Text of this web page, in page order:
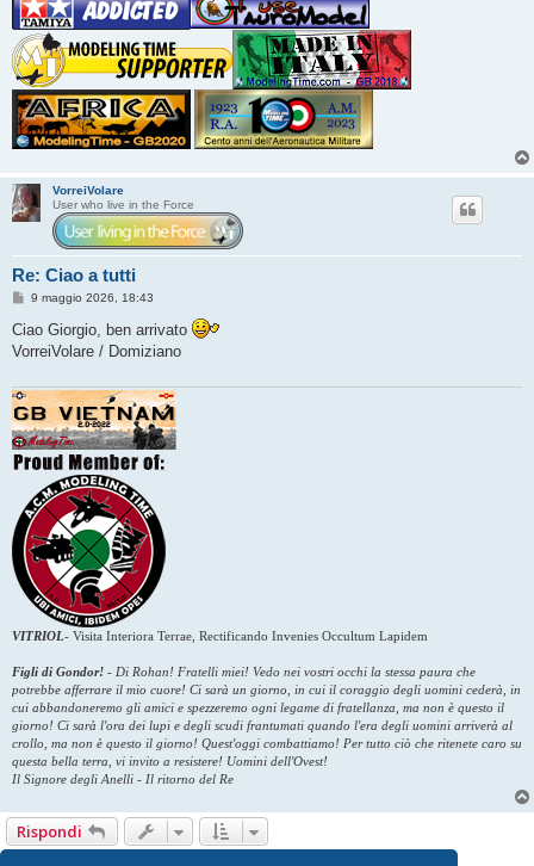
VorreiVolare
User who live in the Force
Re: Ciao a tutti
M
s
s
a
i
o
9 maggio 2026, 18:43
Ciao Giorgio, ben arrivato
VorreiVolare / Domiziano
VITRIOL- Visita Interiora Terrae, Rectificando Invenies Occultum Lapidem
Figli di Gondor! - Di Rohan! Fratelli miei! Vedo nei vostri occhi la stessa paura che
potrebbe afferrare il mio cuore! Ci sarà un giorno, in cui il coraggio degli uomini cederà, in
cui abbandoneremo gli amici e spezzeremo ogni legame di fratellanza, ma non è questo il
giorno! Ci sarà l'ora dei lupi e degli scudi frantumati quando l'era degli uomini arriverà al
crollo, ma non è questo il giorno! Quest'oggi combattiamo! Per tutto ciò che ritenete caro su
questa bella terra, vi invito a resistere! Uomini dell'Ovest!
Il Signore degli Anelli - Il ritorno del Re
Rispondi